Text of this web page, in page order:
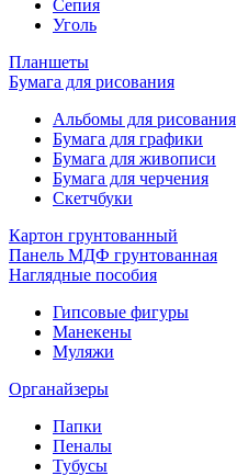
Сепия
Уголь
Планшеты
Бумага для рисования
Альбомы для рисования
Бумага для графики
Бумага для живописи
Бумага для черчения
Скетчбуки
Картон грунтованный
Панель МДФ грунтованная
Наглядные пособия
Гипсовые фигуры
Манекены
Муляжи
Органайзеры
Папки
Пеналы
Тубусы